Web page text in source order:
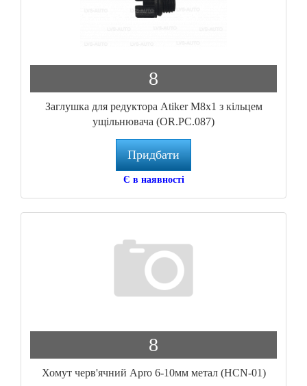
8
Заглушка для редуктора Atiker М8х1 з кільцем
ущільнювача (OR.PC.087)
Придбати
Є в наявності
8
Хомут черв'ячний Apro 6-10мм метал (HCN-01)